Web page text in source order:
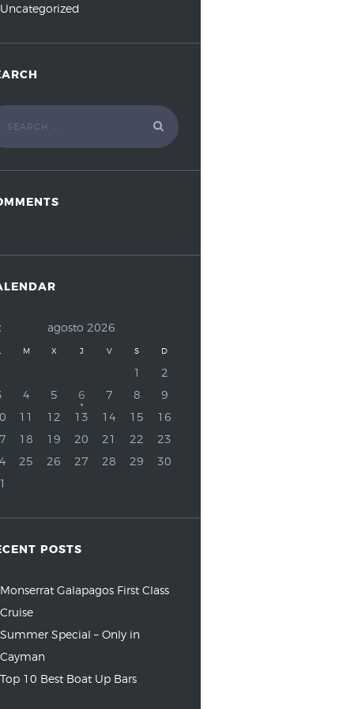
Uncategorized
agosto 2026
M X J V S D
2
4 5 6 7 8
9
12 13 14 15
16
18 19 20 21 22
23
25 26 27 28 29
30
POSTS
Monserrat Galapagos First Class
Cruise
Summer Special – Only in
Cayman
Top 10 Best Boat Up Bars